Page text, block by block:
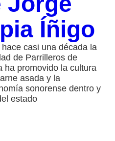
Íñigo
hace casi una década la
de Parrilleros de
ha promovido la cultura
asada y la
sonorense dentro y
estado